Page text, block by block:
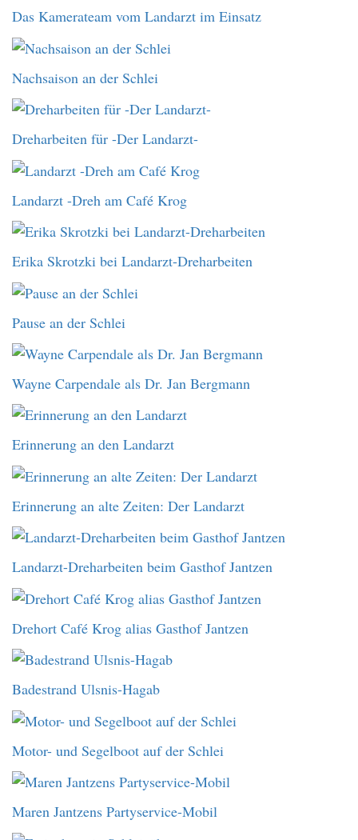
Das Kamerateam vom Landarzt im Einsatz
Nachsaison an der Schlei
Dreharbeiten für -Der Landarzt-
Landarzt -Dreh am Café Krog
Erika Skrotzki bei Landarzt-Dreharbeiten
Pause an der Schlei
Wayne Carpendale als Dr. Jan Bergmann
Erinnerung an den Landarzt
Erinnerung an alte Zeiten: Der Landarzt
Landarzt-Dreharbeiten beim Gasthof Jantzen
Drehort Café Krog alias Gasthof Jantzen
Badestrand Ulsnis-Hagab
Motor- und Segelboot auf der Schlei
Maren Jantzens Partyservice-Mobil